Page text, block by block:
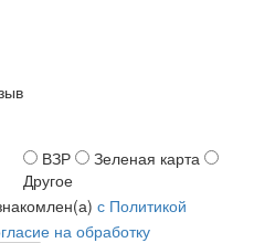
ВЗР
Зеленая карта
Другое
с Политикой
на обработку